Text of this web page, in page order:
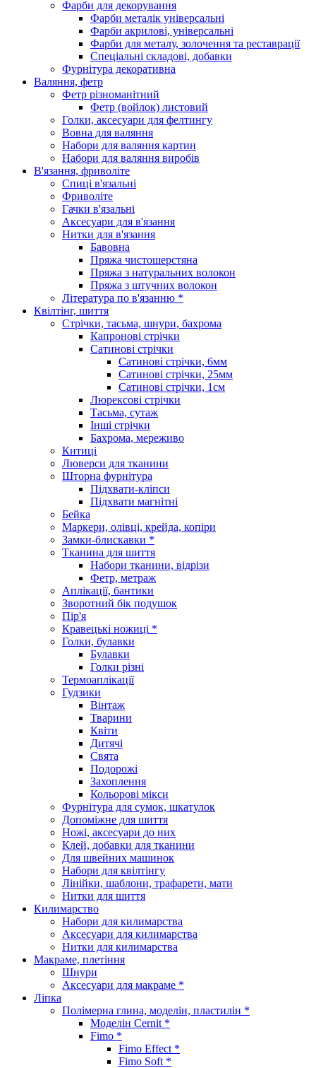
Фарби для декорування
Фарби металік універсальні
Фарби акрилові, універсальні
Фарби для металу, золочення та реставрації
Спеціальні складові, добавки
Фурнітура декоративна
Валяння, фетр
Фетр різноманітний
Фетр (войлок) листовий
Голки, аксесуари для фелтингу
Вовна для валяння
Набори для валяння картин
Набори для валяння виробів
В'язання, фриволіте
Спиці в'язальні
Фриволіте
Гачки в'язальні
Аксесуари для в'язання
Нитки для в'язання
Бавовна
Пряжа чистошерстяна
Пряжа з натуральних волокон
Пряжа з штучних волокон
Література по в'язанню *
Квілтінг, шиття
Стрічки, тасьма, шнури, бахрома
Капронові стрічки
Сатинові стрічки
Сатинові стрічки, 6мм
Сатинові стрічки, 25мм
Сатинові стрічки, 1см
Люрексові стрічки
Тасьма, сутаж
Інші стрічки
Бахрома, мереживо
Китиці
Люверси для тканини
Шторна фурнітура
Підхвати-кліпси
Підхвати магнітні
Бейка
Маркери, олівці, крейда, копіри
Замки-блискавки *
Тканина для шиття
Набори тканини, відрізи
Фетр, метраж
Аплікації, бантики
Зворотний бік подушок
Пір'я
Кравецькі ножиці *
Голки, булавки
Булавки
Голки різні
Термоаплікації
Гудзики
Вінтаж
Тварини
Квіти
Дитячі
Свята
Подорожі
Захоплення
Кольорові мікси
Фурнітура для сумок, шкатулок
Допоміжне для шиття
Ножі, аксесуари до них
Клей, добавки для тканини
Для швейних машинок
Набори для квілтінгу
Лінійки, шаблони, трафарети, мати
Нитки для шиття
Килимарство
Набори для килимарства
Аксесуари для килимарства
Нитки для килимарства
Макраме, плетіння
Шнури
Аксесуари для макраме *
Ліпка
Полімерна глина, моделін, пластилін *
Моделін Cernit *
Fimo *
Fimo Effect *
Fimo Soft *